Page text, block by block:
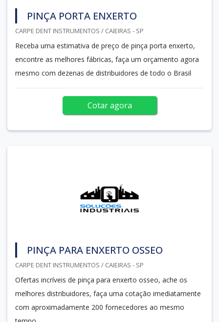
PINÇA PORTA ENXERTO
CARPE DENT INSTRUMENTOS / CAIEIRAS - SP
Receba uma estimativa de preço de pinça porta enxerto,
encontre as melhores fábricas, faça um orçamento agora
mesmo com dezenas de distribuidores de todo o Brasil
Cotar agora
PINÇA PARA ENXERTO OSSEO
CARPE DENT INSTRUMENTOS / CAIEIRAS - SP
Ofertas incríveis de pinça para enxerto osseo, ache os
melhores distribuidores, faça uma cotação imediatamente
com aproximadamente 200 fornecedores ao mesmo